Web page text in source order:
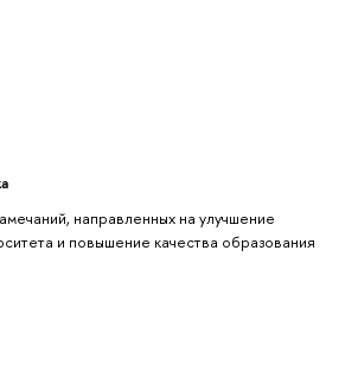
направленных на улучшение
и повышение качества образования